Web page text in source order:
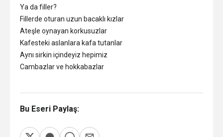
Ya da filler?
Fillerde oturan uzun bacaklı kızlar
Ateşle oynayan korkusuzlar
Kafesteki aslanlara kafa tutanlar
Aynı sirkin içindeyiz hepimiz
Cambazlar ve hokkabazlar
Bu Eseri Paylaş: